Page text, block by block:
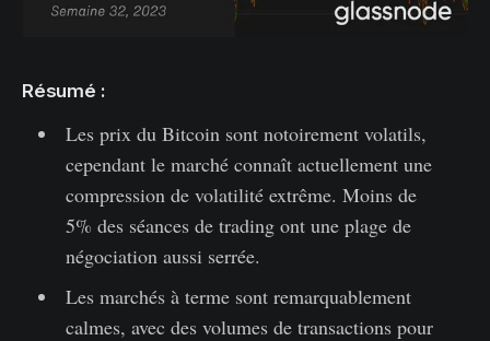
Résumé :
Les prix du Bitcoin sont notoirement volatils,
cependant le marché connaît actuellement une
compression de volatilité extrême. Moins de
5% des séances de trading ont une plage de
négociation aussi serrée.
Les marchés à terme sont remarquablement
calmes, avec des volumes de transactions pour